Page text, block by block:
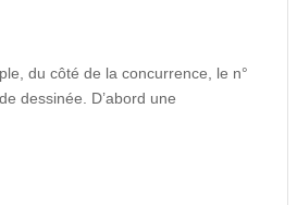
du côté de la concurrence, le n°
dessinée. D’abord une